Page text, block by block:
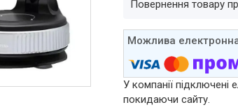
повернення товару
У компанії підключені
покидаючи сайту.